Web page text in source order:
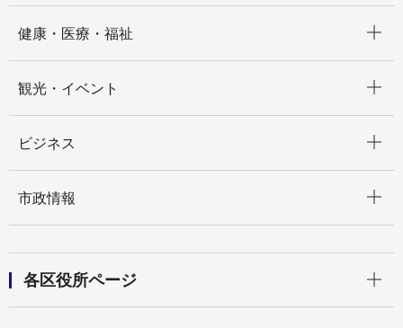
健康・医療・福祉
観光・イベント
ビジネス
市政情報
各区役所ページ